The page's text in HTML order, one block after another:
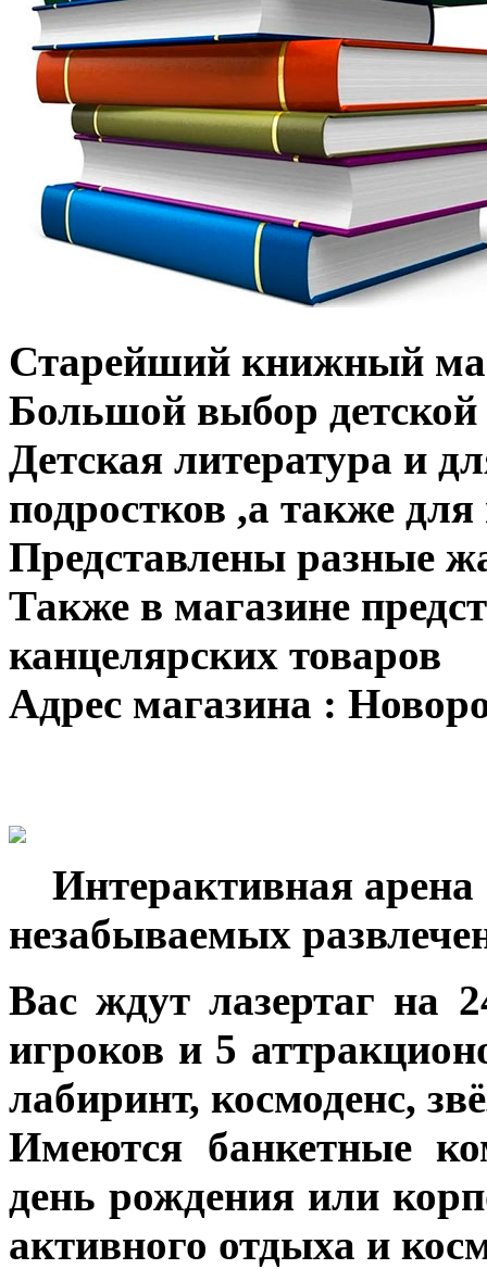
Старейший книжный
Большой выбор детской
Детская литература и
подростков ,а также
Представлены разные
Также в магазине
канцелярских товаров
Адрес магазина :
Интерактивная арена
незабываемых
Вас ждут лазертаг на
игроков и 5
лабиринт, космоденс,
Имеются банкетные
день рождения или
активного отдыха и